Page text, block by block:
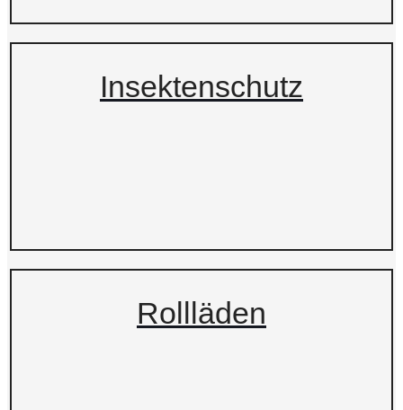
Insektenschutz
Rollläden